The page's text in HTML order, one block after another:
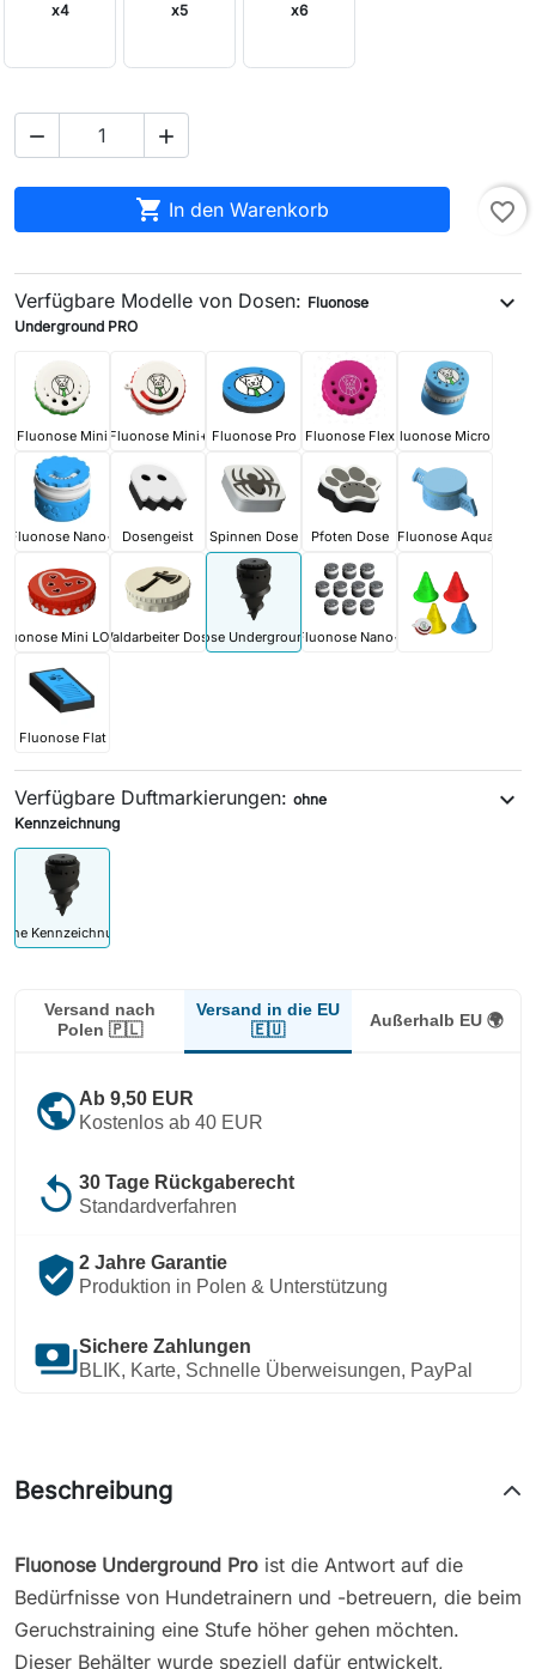
x4 x5 x6
 
 In den Warenkorb favorite_border
Verfügbare Modelle von Dosen: Fluonose
Underground PRO
expand_more
Fluonose Mini Fluonose Mini+ Fluonose Pro Fluonose FlexFluonose Micro+
Fluonose Nano+ Dosengeist Spinnen Dose Pfoten Dose Fluonose Aqua
Mini LOVEWaldarbeiter DoseFluonose Underground PROFluonose Nano+
Fluonose Flat
Verfügbare Duftmarkierungen: ohne
Kennzeichnung
expand_more
Kennzeichnung
Versand nach
Polen 🇵🇱
Versand in die EU
🇪🇺
Außerhalb EU 🌍
public Ab 9,50 EUR
Kostenlos ab 40 EUR
replay 30 Tage Rückgaberecht
Standardverfahren
verified_user 2 Jahre Garantie
Produktion in Polen & Unterstützung
paymentsSichere Zahlungen
BLIK, Karte, Schnelle Überweisungen, PayPal
Beschreibung
Fluonose Underground Pro ist die Antwort auf die
Bedürfnisse von Hundetrainern und -betreuern, die beim
Geruchstraining eine Stufe höher gehen möchten.
Dieser Behälter wurde speziell dafür entwickelt,